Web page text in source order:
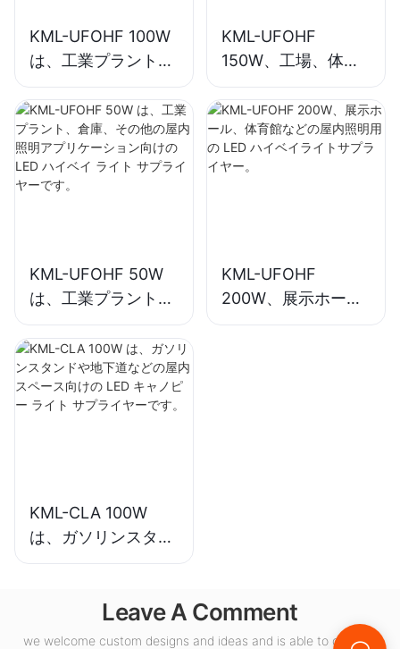
KML-UFOHF 100W
は、工業プラント、
倉庫、その他の屋内
照明アプリケーショ
ン向けの LED ハイ
ベイ ライト サプラ
イヤーです。
KML-UFOHF
150W、工場、体育
館などの屋内照明用
の LED ハイベイラ
イトサプライヤー。
KML-UFOHF 50W
は、工業プラント、
倉庫、その他の屋内
照明アプリケーショ
ン向けの LED ハイ
ベイ ライト サプラ
KML-UFOHF
200W、展示ホー
ル、体育館などの屋
KML-CLA 100W
は、ガソリンスタン
ドや地下道などの屋
LED キャノピー ラ
イト サプライヤーで
Leave A Comment
we welcome custom designs and ideas and is able to cater to